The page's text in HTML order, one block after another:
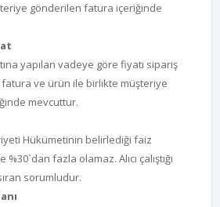
gönderilen fatura içeriğinde
yapılan vadeye göre fiyatı sipariş
ve ürün ile birlikte müşteriye
mevcuttur.
Hükümetinin belirlediği faiz
fazla olamaz. Alıcı çalıştığı
sorumludur.